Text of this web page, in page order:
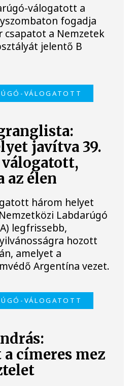
válogatott a
fogadja
csapatot a Nemzetek
jelentő B
VÁLOGATOTT
javítva 39.
az élen
három helyet
Labdarúgó
legfrissebb,
hozott
amelyet a
Argentína vezet.
VÁLOGATOTT
címeres mez